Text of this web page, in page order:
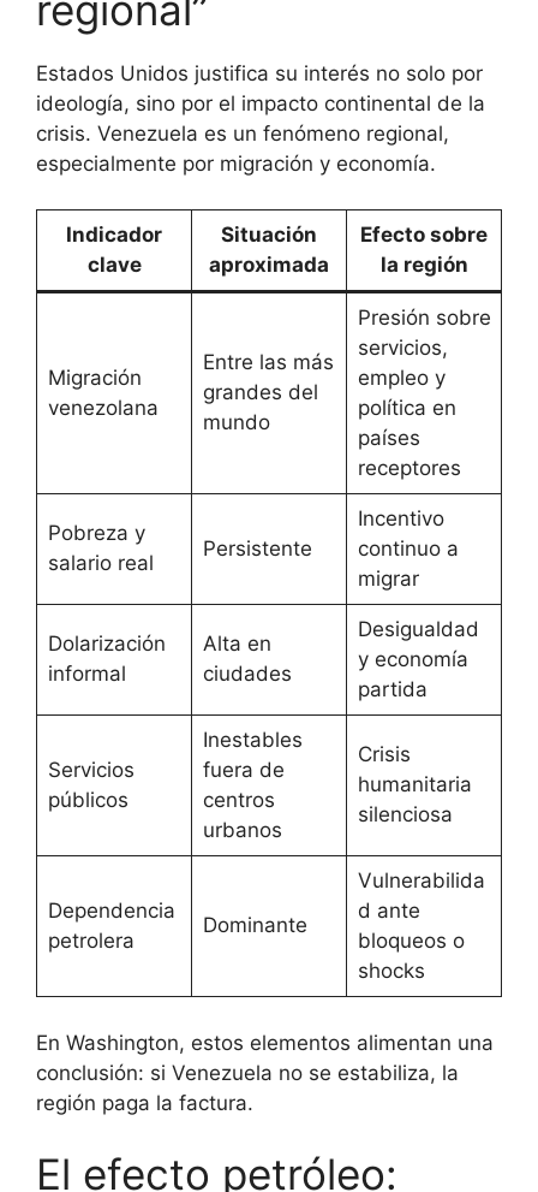
Estados Unidos justifica su interés no solo por
ideología, sino por el impacto continental de la
crisis. Venezuela es un fenómeno regional,
especialmente por migración y economía.
Indicador
clave
Situación
aproximada
Efecto sobre
la región
Migración
venezolana
Entre las más
grandes del
mundo
Presión sobre
servicios,
empleo y
política en
países
receptores
Pobreza y
salario real
Persistente
Incentivo
continuo a
migrar
Dolarización
informal
Alta en
ciudades
Desigualdad
y economía
partida
Servicios
públicos
Inestables
fuera de
centros
urbanos
Crisis
humanitaria
silenciosa
Dependencia
petrolera
Dominante
Vulnerabilida
d ante
bloqueos o
shocks
En Washington, estos elementos alimentan una
conclusión: si Venezuela no se estabiliza, la
región paga la factura.
El efecto petróleo: